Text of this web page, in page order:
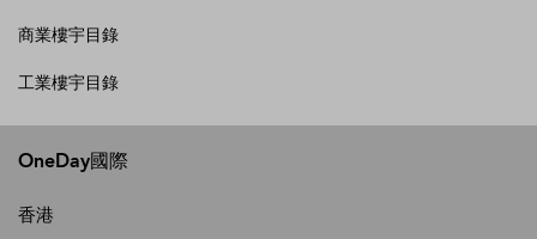
商業樓宇目錄
工業樓宇目錄
OneDay國際
香港